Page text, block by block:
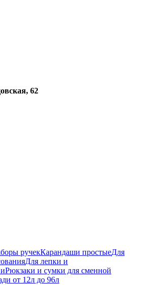
62
ручекКарандаши простыеДля
Для лепки и
Рюкзаки и сумки для сменной
от 12л до 96л